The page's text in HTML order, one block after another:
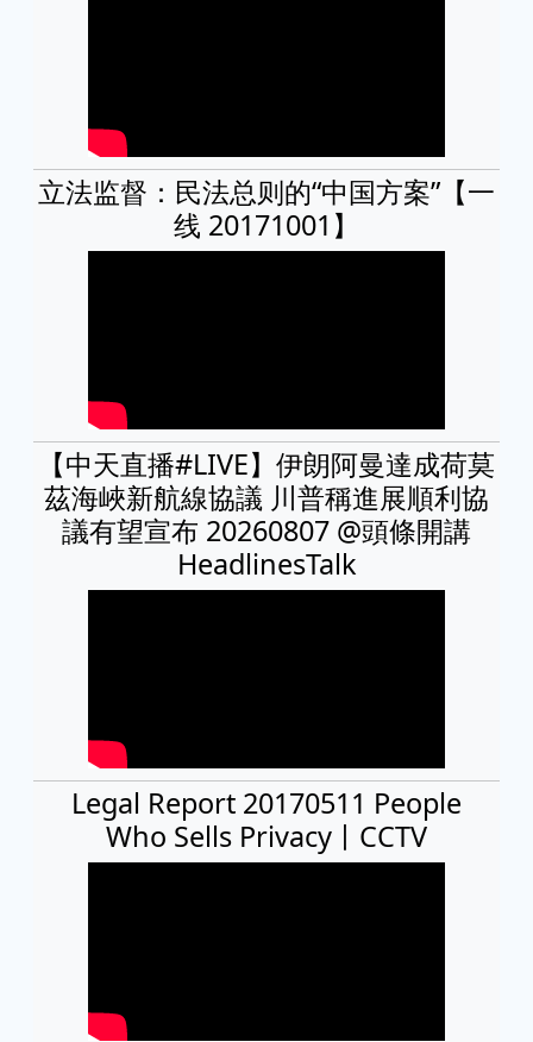
立法监督：民法总则的“中国方案”【一
线 20171001】
【中天直播#LIVE】伊朗阿曼達成荷莫
茲海峽新航線協議 川普稱進展順利協
議有望宣布 20260807 @頭條開講
HeadlinesTalk
Legal Report 20170511 People
Who Sells Privacy丨CCTV